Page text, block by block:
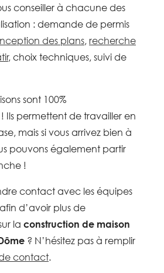
conseiller à chacune des
: demande de permis
des plans, recherche
, choix techniques, suivi de
sont 100%
Ils permettent de travailler en
mais si vous arrivez bien à
pouvons également partir
!
contact avec les équipes
d’avoir plus de
la construction de maison
? N’hésitez pas à remplir
contact.